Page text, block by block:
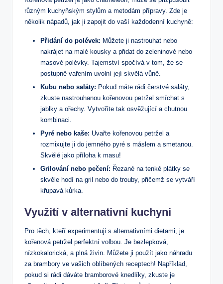
různým kuchyňským stylům a metodám přípravy. Zde je
několik nápadů, jak ji zapojit do vaší každodenní kuchyně:
Přidání do polévek: Můžete ji nastrouhat nebo
nakrájet na malé kousky a přidat do zeleninové nebo
masové polévky. Tajemství spočívá v tom, že se
postupně vařením uvolní její skvělá vůně.
Kubu nebo saláty: Pokud máte rádi čerstvé saláty,
zkuste nastrouhanou kořenovou petržel smíchat s
jablky a ořechy. Vytvoříte tak osvěžující a chutnou
kombinaci.
Pyré nebo kaše: Uvařte kořenovou petržel a
rozmixujte ji do jemného pyré s máslem a smetanou.
Skvělé jako příloha k masu!
Grilování nebo pečení: Řezané na tenké plátky se
skvěle hodí na gril nebo do trouby, přičemž se vytváří
křupavá kůrka.
Využití v alternativní kuchyni
Pro těch, kteří experimentuji s alternativními dietami, je
kořenová petržel perfektní volbou. Je bezlepková,
nízkokalorická, a plná živin. Můžete ji použít jako náhradu
za brambory ve vašich oblíbených receptech! Například,
pokud si rádi dáváte bramborové knedlíky, zkuste je